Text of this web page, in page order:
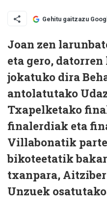
Gehitu gaitzazu
Joan zen
eta gero,
jokatuko dira
antolatutako
Txapelketako
finalerdiak eta
Villabonatik
bikoteetatik
txanpara, Aitziber
Unzuek